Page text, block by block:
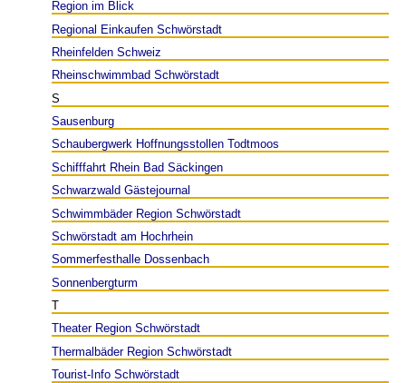
Region im Blick
Regional Einkaufen Schwörstadt
Rheinfelden Schweiz
Rheinschwimmbad Schwörstadt
S
Sausenburg
Schaubergwerk Hoffnungsstollen Todtmoos
Schifffahrt Rhein Bad Säckingen
Schwarzwald Gästejournal
Schwimmbäder Region Schwörstadt
Schwörstadt am Hochrhein
Sommerfesthalle Dossenbach
Sonnenbergturm
T
Theater Region Schwörstadt
Thermalbäder Region Schwörstadt
Tourist-Info Schwörstadt